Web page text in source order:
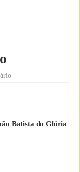
Batista do Glória